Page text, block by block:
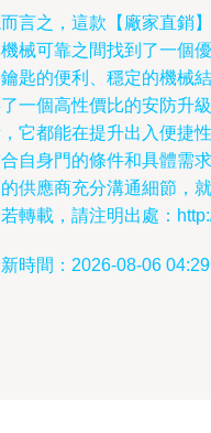
言之，這款【廠家直銷
械可靠之間找到了一個
匙的便利、穩定的機械
一個高性價比的安防升
它都能在提升出入便捷
自身門的條件和具體需
供應商充分溝通細節，
轉載，請注明出處：
時間：2026-08-06